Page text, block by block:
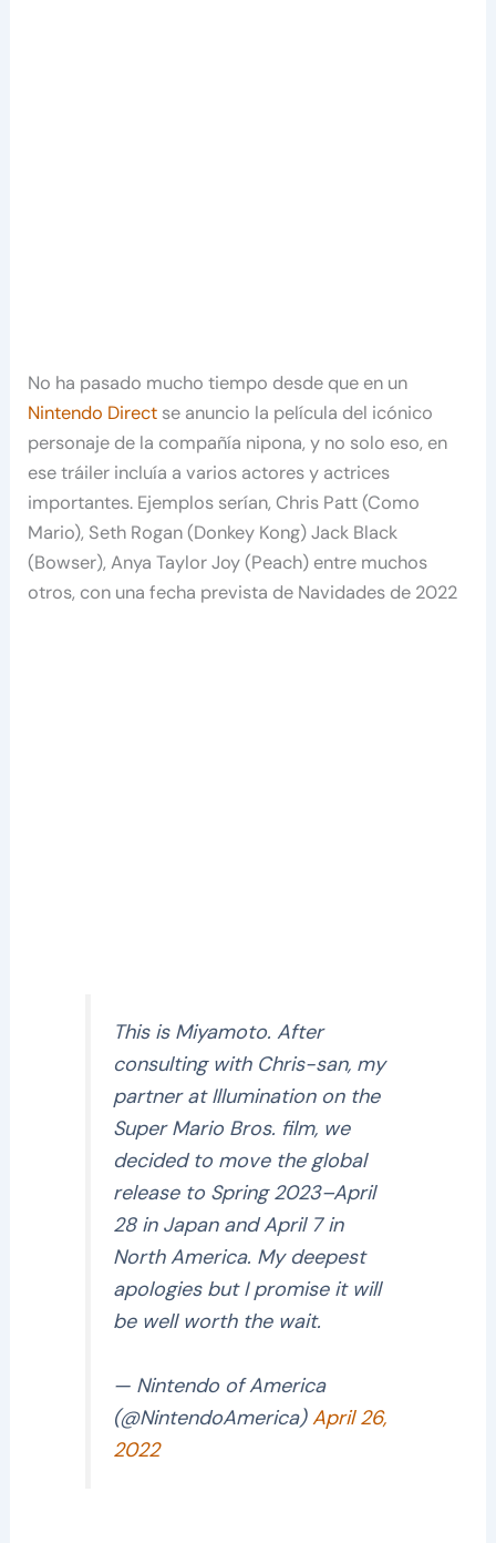
No ha pasado mucho tiempo desde que en un
Nintendo Direct se anuncio la película del icónico
personaje de la compañía nipona, y no solo eso, en
ese tráiler incluía a varios actores y actrices
importantes. Ejemplos serían, Chris Patt (Como
Mario), Seth Rogan (Donkey Kong) Jack Black
(Bowser), Anya Taylor Joy (Peach) entre muchos
otros, con una fecha prevista de Navidades de 2022
This is Miyamoto. After
consulting with Chris-san, my
partner at Illumination on the
Super Mario Bros. film, we
decided to move the global
release to Spring 2023–April
28 in Japan and April 7 in
North America. My deepest
apologies but I promise it will
be well worth the wait.
— Nintendo of America
(@NintendoAmerica)April 26,
2022